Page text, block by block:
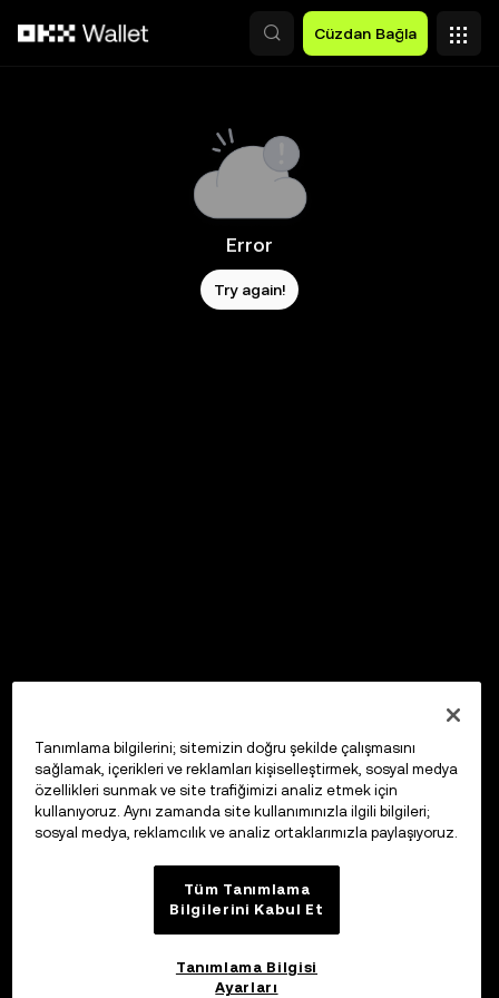
Cüzdan Bağla
Error
Try again!
Tanımlama bilgilerini; sitemizin doğru şekilde çalışmasını
sağlamak, içerikleri ve reklamları kişiselleştirmek, sosyal medya
özellikleri sunmak ve site trafiğimizi analiz etmek için
kullanıyoruz. Aynı zamanda site kullanımınızla ilgili bilgileri;
sosyal medya, reklamcılık ve analiz ortaklarımızla paylaşıyoruz.
Tüm Tanımlama
Bilgilerini Kabul Et
Tanımlama Bilgisi
Ayarları